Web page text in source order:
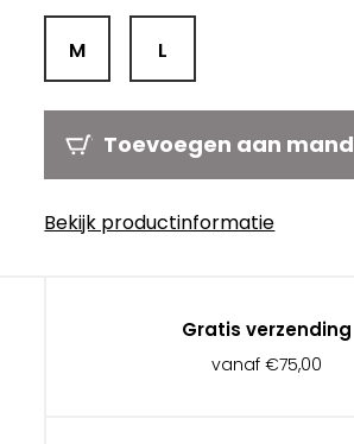
was:
€99,00.
is:
M L
Toevoegen aan mand
Bekijk productinformatie
Gratis verzending
vanaf €75,00